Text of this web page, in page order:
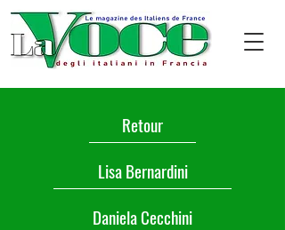
Retour
Lisa Bernardini
Daniela Cecchini